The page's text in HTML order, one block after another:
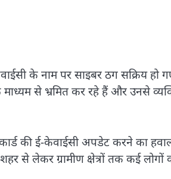
के नाम पर साइबर ठग सक्रिय
से भ्रमित कर रहे हैं और उनसे
की ई-केवाईसी अपडेट करने का
से लेकर ग्रामीण क्षेत्रों तक कई